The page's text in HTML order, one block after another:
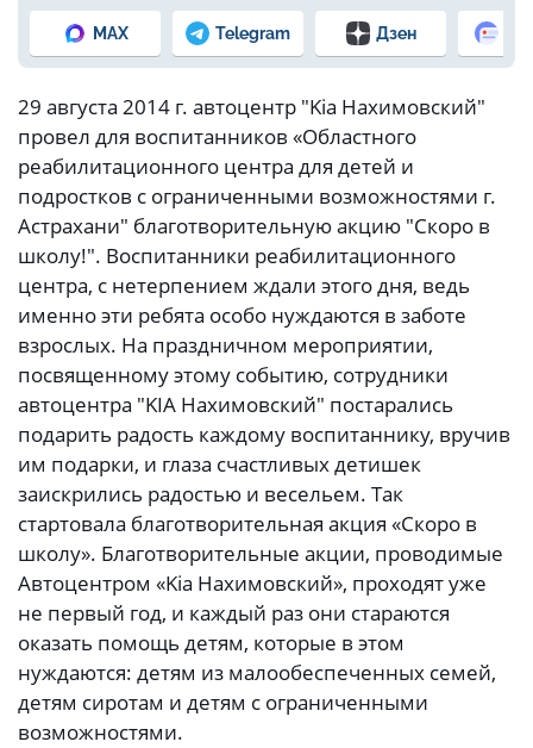
MAX Telegram Дзен
29 августа 2014 г. автоцентр "Kia Нахимовский"
провел для воспитанников «Областного
реабилитационного центра для детей и
подростков с ограниченными возможностями г.
Астрахани" благотворительную акцию "Скоро в
школу!". Воспитанники реабилитационного
центра, с нетерпением ждали этого дня, ведь
именно эти ребята особо нуждаются в заботе
взрослых. На праздничном мероприятии,
посвященному этому событию, сотрудники
автоцентра "KIA Нахимовский" постарались
подарить радость каждому воспитаннику, вручив
им подарки, и глаза счастливых детишек
заискрились радостью и весельем. Так
стартовала благотворительная акция «Скоро в
школу». Благотворительные акции, проводимые
Автоцентром «Kia Нахимовский», проходят уже
не первый год, и каждый раз они стараются
оказать помощь детям, которые в этом
нуждаются: детям из малообеспеченных семей,
детям сиротам и детям с ограниченными
возможностями.